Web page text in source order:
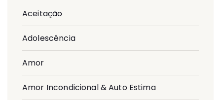
Aceitação
Adolescência
Amor
Amor Incondicional & Auto Estima